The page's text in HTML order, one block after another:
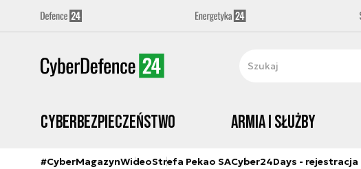
Cyberbezpieczeństwo Armia i Służby
#CyberMagazynWideoStrefa Pekao SACyber24Days - rejestracja